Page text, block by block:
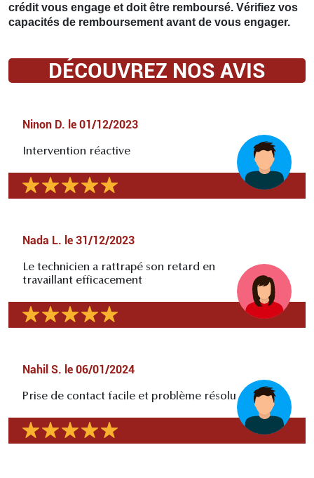
crédit vous engage et doit être remboursé. Vérifiez vos
capacités de remboursement avant de vous engager.
DÉCOUVREZ NOS AVIS
Ninon D. le 01/12/2023
Intervention réactive
Nada L. le 31/12/2023
Le technicien a rattrapé son retard en
travaillant efficacement
Nahil S. le 06/01/2024
Prise de contact facile et problème résolu